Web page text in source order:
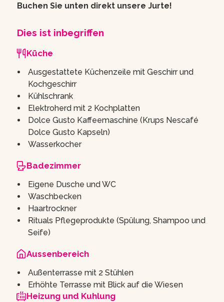
Buchen Sie unten direkt unsere Jurte!
Dies ist inbegriffen
Küche
Ausgestattete Küchenzeile mit Geschirr und
Kochgeschirr
Kühlschrank
Elektroherd mit 2 Kochplatten
Dolce Gusto Kaffeemaschine (Krups Nescafé
Dolce Gusto Kapseln)
Wasserkocher
Badezimmer
Eigene Dusche und WC
Waschbecken
Haartrockner
Rituals Pflegeprodukte (Spülung, Shampoo und
Seife)
Aussenbereich
Außenterrasse mit 2 Stühlen
Erhöhte Terrasse mit Blick auf die Wiesen
Heizung und Kuhlung